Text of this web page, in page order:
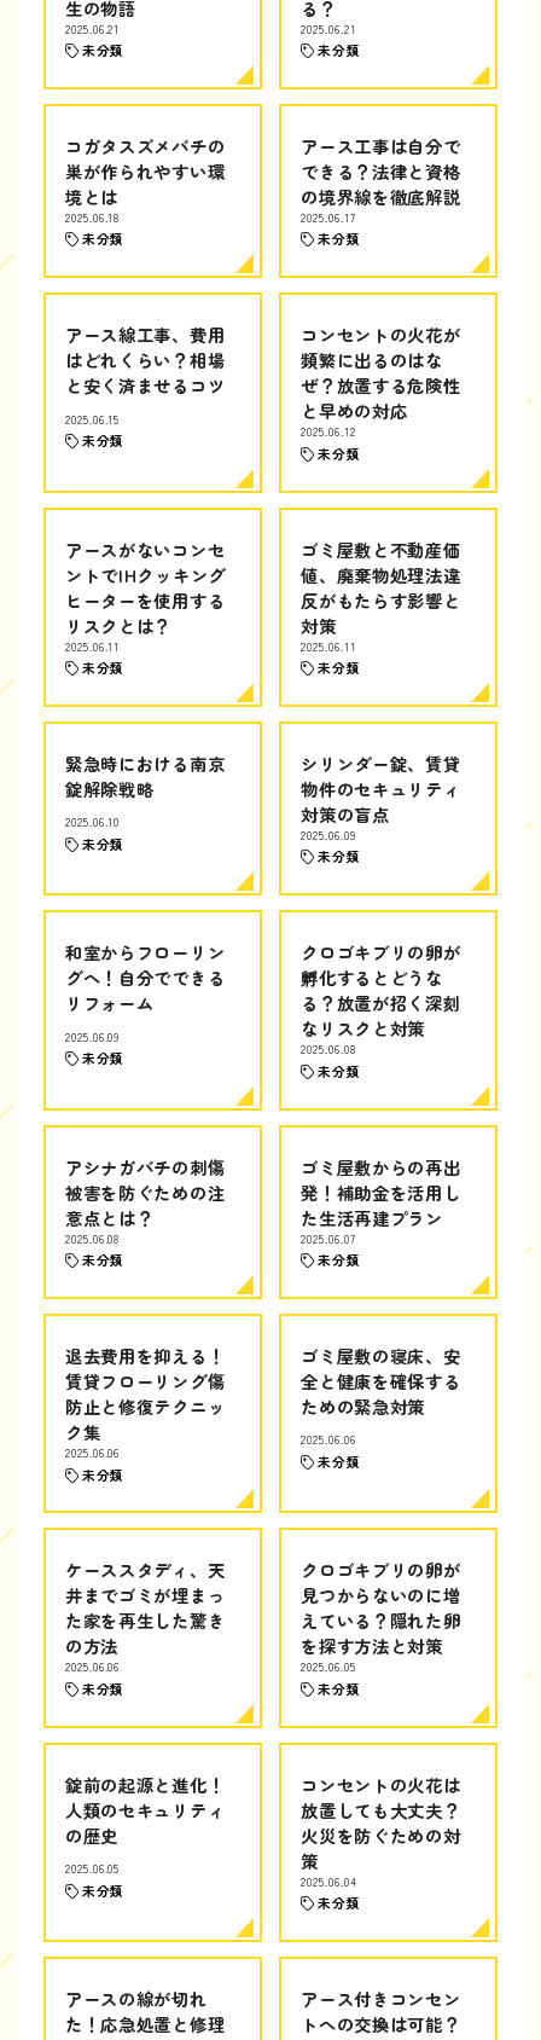
生の物語
2025.06.21
未分類
る？
2025.06.21
未分類
コガタスズメバチの
巣が作られやすい環
境とは
2025.06.18
未分類
アース工事は自分で
できる？法律と資格
の境界線を徹底解説
2025.06.17
未分類
アース線工事、費用
はどれくらい？相場
と安く済ませるコツ
2025.06.15
未分類
コンセントの火花が
頻繁に出るのはな
ぜ？放置する危険性
と早めの対応
2025.06.12
未分類
アースがないコンセ
ントでIHクッキング
ヒーターを使用する
リスクとは？
2025.06.11
未分類
ゴミ屋敷と不動産価
値、廃棄物処理法違
反がもたらす影響と
対策
2025.06.11
未分類
緊急時における南京
錠解除戦略
2025.06.10
未分類
シリンダー錠、賃貸
物件のセキュリティ
対策の盲点
2025.06.09
未分類
和室からフローリン
グへ！自分でできる
リフォーム
2025.06.09
未分類
クロゴキブリの卵が
孵化するとどうな
る？放置が招く深刻
なリスクと対策
2025.06.08
未分類
アシナガバチの刺傷
被害を防ぐための注
意点とは？
2025.06.08
未分類
ゴミ屋敷からの再出
発！補助金を活用し
た生活再建プラン
2025.06.07
未分類
退去費用を抑える！
賃貸フローリング傷
防止と修復テクニッ
ク集
2025.06.06
未分類
ゴミ屋敷の寝床、安
全と健康を確保する
ための緊急対策
2025.06.06
未分類
ケーススタディ、天
井までゴミが埋まっ
た家を再生した驚き
の方法
2025.06.06
未分類
クロゴキブリの卵が
見つからないのに増
えている？隠れた卵
を探す方法と対策
2025.06.05
未分類
錠前の起源と進化！
人類のセキュリティ
の歴史
2025.06.05
未分類
コンセントの火花は
放置しても大丈夫？
火災を防ぐための対
策
2025.06.04
未分類
アースの線が切れ
た！応急処置と修理
アース付きコンセン
トへの交換は可能？